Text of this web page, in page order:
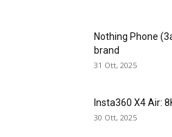
Nothing Phone
brand
31 Ott, 2025
Insta360 X4 Air:
30 Ott, 2025